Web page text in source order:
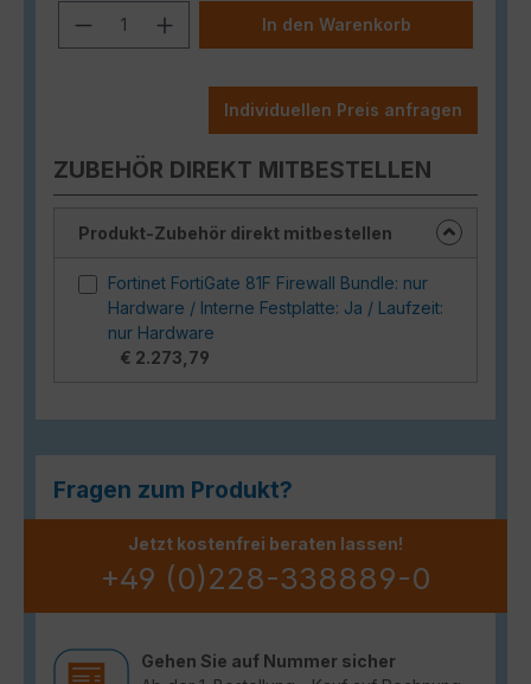
Produkt Anzahl: Gib den
In den Warenkorb
Individuellen Preis anfragen
ZUBEHÖR DIREKT MITBESTELLEN
Produkt-Zubehör direkt mitbestellen
Fortinet FortiGate 81F Firewall Bundle: nur
Hardware / Interne Festplatte: Ja / Laufzeit:
nur Hardware
€ 2.273,79
Fragen zum Produkt?
Jetzt kostenfrei beraten lassen!
+49 (0)228-338889-0
Gehen Sie auf Nummer sicher